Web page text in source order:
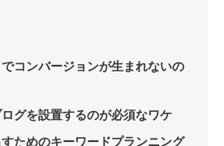
コンバージョンが生まれないの
グを設置するのが必須なワケ
ためのキーワードプランニング